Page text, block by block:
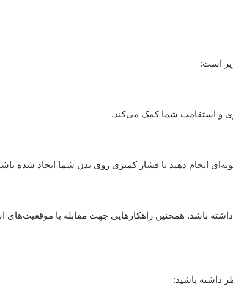
است:
و استقامت شما کمک می‌کند.
انجام دهید تا فشار کمتری روی بدن شما ایجاد شده
داشته باشد. همچنین راهکارهایی جهت مقابله با موقعیت‌های
داشته باشید: